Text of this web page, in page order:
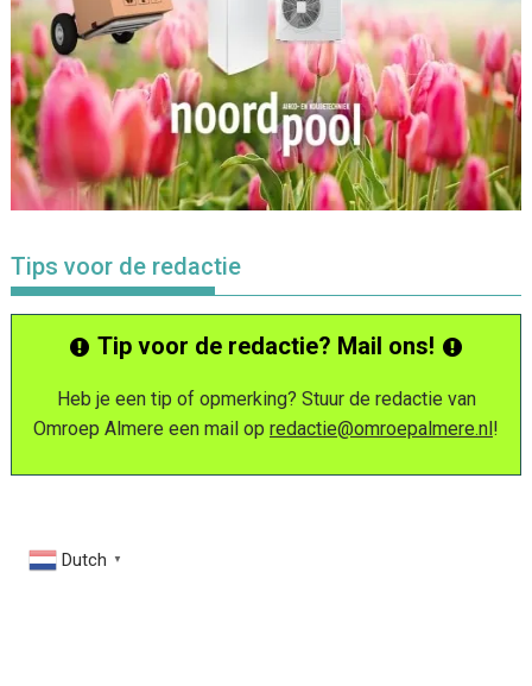
Tips voor de redactie
Tip voor de redactie? Mail ons!
Heb je een tip of opmerking? Stuur de redactie van
Omroep Almere een mail op redactie@omroepalmere.nl!
Dutch ▼